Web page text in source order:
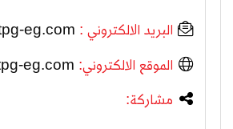
البريد الالكتروني : eg.com
الموقع الالكتروني: eg.com
مشاركة: